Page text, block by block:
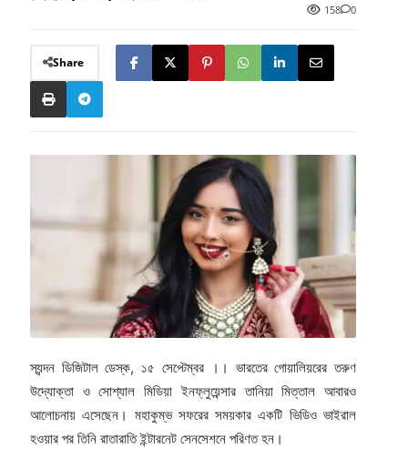
158
0
Share
স্যন্দন ডিজিটাল ডেস্ক, ১৫ সেপ্টেম্বর ।। ভারতের গোয়ালিয়রের তরুণ
উদ্যোক্তা ও সোশ্যাল মিডিয়া ইনফ্লুয়েন্সার তানিয়া মিত্তাল আবারও
আলোচনায় এসেছেন। মহাকুম্ভ সফরের সময়কার একটি ভিডিও ভাইরাল
হওয়ার পর তিনি রাতারাতি ইন্টারনেট সেনসেশনে পরিণত হন।